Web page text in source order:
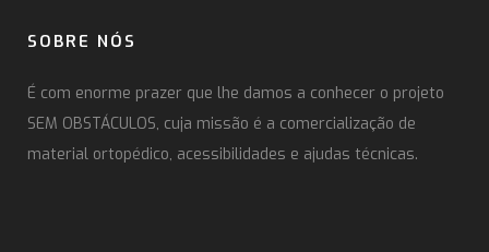
SOBRE NÓS
É com enorme prazer que lhe damos a conhecer o projeto
SEM OBSTÁCULOS, cuja missão é a comercialização de
material ortopédico, acessibilidades e ajudas técnicas.